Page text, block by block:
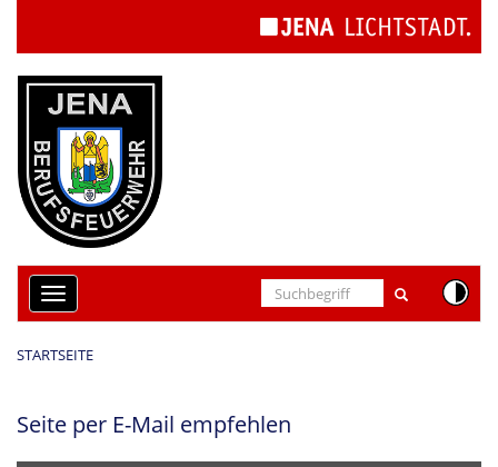
Toggle
navigation
STARTSEITE
Seite per E-Mail empfehlen